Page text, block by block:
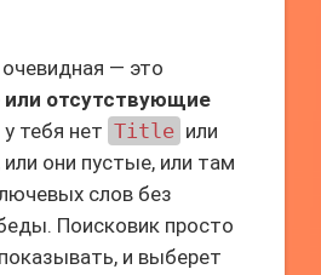
— это
отсутствующие
у тебя нет Title или
или они пустые, или там
слов без
Поисковик просто
и выберет